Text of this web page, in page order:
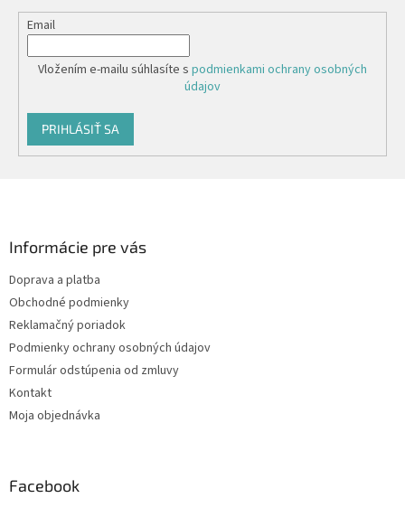
Email
Vložením e-mailu súhlasíte s podmienkami ochrany osobných
údajov
PRIHLÁSIŤ SA
Informácie pre vás
Doprava a platba
Obchodné podmienky
Reklamačný poriadok
Podmienky ochrany osobných údajov
Formulár odstúpenia od zmluvy
Kontakt
Moja objednávka
Facebook